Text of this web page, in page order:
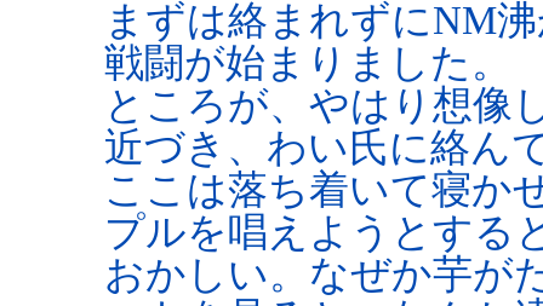
まずは絡まれずにNM
戦闘が始まりました。
ところが、やはり想像
近づき、わい氏に絡ん
ここは落ち着いて寝
プルを唱えようとする
おかしい。なぜか芋が